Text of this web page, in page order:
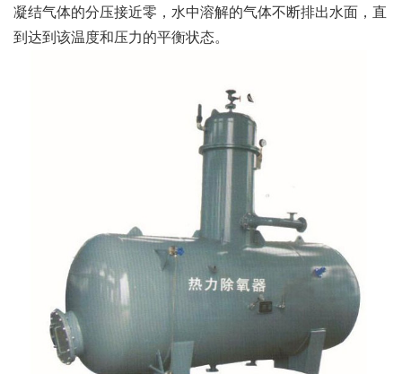
凝结气体的分压接近零，水中溶解的气体不断排出水面，直
到达到该温度和压力的平衡状态。